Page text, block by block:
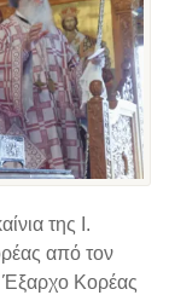
της Ι.
από τον
Έξαρχο Κορέας